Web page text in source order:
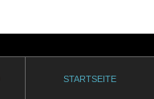
STARTSEITE